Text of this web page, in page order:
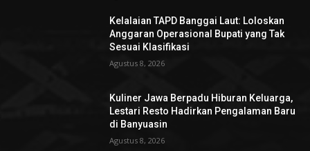
Kelalaian TAPD Banggai Laut: Loloskan
Anggaran Operasional Bupati yang Tak
Sesuai Klasifikasi
Agustus 8, 2026
Kuliner Jawa Berpadu Hiburan Keluarga,
Lestari Resto Hadirkan Pengalaman Baru
di Banyuasin
Agustus 8, 2026